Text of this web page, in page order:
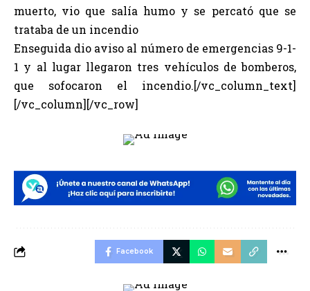
muerto, vio que salía humo y se percató que se
trataba de un incendio
Enseguida dio aviso al número de emergencias 9-1-
1 y al lugar llegaron tres vehículos de bomberos,
que sofocaron el incendio.[/vc_column_text]
[/vc_column][/vc_row]
Facebook